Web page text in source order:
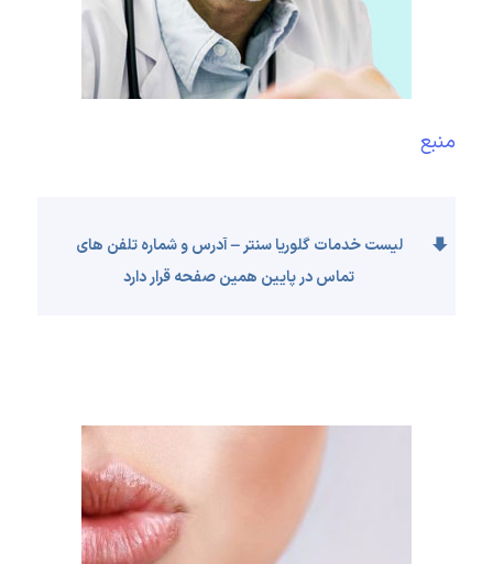
منبع
لیست خدمات گلوریا سنتر – آدرس و شماره تلفن های
تماس در پایین همین صفحه قرار دارد